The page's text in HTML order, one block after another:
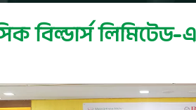
বিল্ডার্স